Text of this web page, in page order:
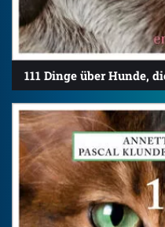
111 Dinge über Hunde,